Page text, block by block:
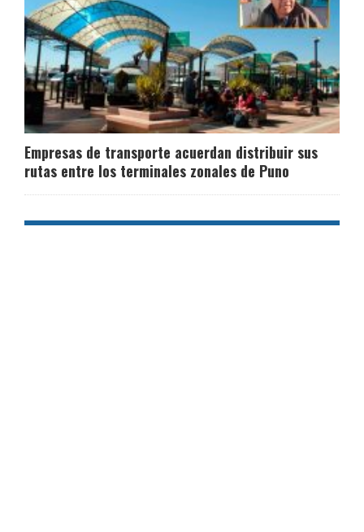
Empresas de transporte acuerdan distribuir sus
rutas entre los terminales zonales de Puno